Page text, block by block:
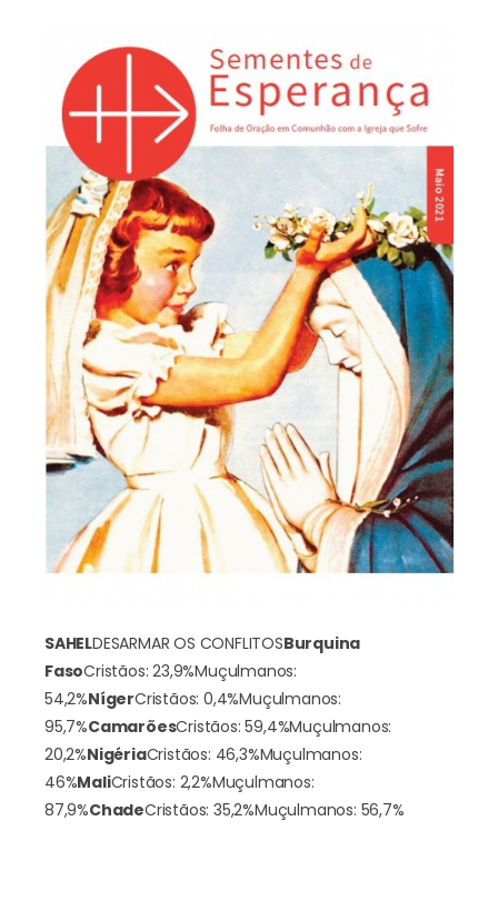
SAHELDESARMAR OS CONFLITOSBurquina
FasoCristãos: 23,9%Muçulmanos:
54,2%NígerCristãos: 0,4%Muçulmanos:
95,7%CamarõesCristãos: 59,4%Muçulmanos:
20,2%NigériaCristãos: 46,3%Muçulmanos:
46%MaliCristãos: 2,2%Muçulmanos:
87,9%ChadeCristãos: 35,2%Muçulmanos: 56,7%